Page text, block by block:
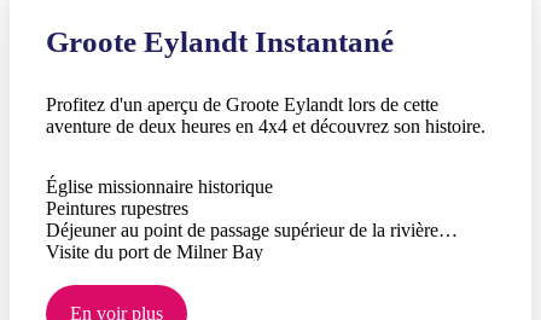
Groote Eylandt Instantané
Profitez d'un aperçu de Groote Eylandt lors de cette
aventure de deux heures en 4x4 et découvrez son histoire.
Église missionnaire historique
Peintures rupestres
Déjeuner au point de passage supérieur de la rivière
Visite du port de Milner Bay
En voir plus